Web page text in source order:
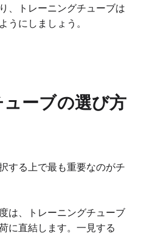
、トレーニングチューブは
うにしましょう。
ューブの選び方
する上で最も重要なのがチ
は、トレーニングチューブ
に直結します。一見する